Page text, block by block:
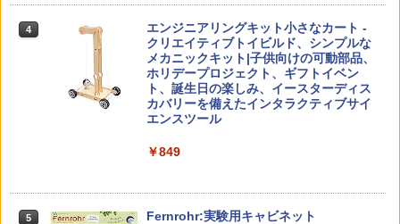
4
「ことばで伝える」ができない子どもた
ち 誰が〈ことばの力〉を育てるのか
￥1,870
ゼロからわかる！ みるみる図形に強く
￥1,430
￥4,046
Amazon Fire HD 10 キッズプロ (10イン
チ) ディズニー スティッチ エディション
対象年齢6歳から 数千点のキッズコンテ
ンツが1年間使い放題
￥26,980
5
くもん出版(KUMON PUBLISHING) ロジ
戦！編
￥1,320
OK（重版：10月上旬発送） (TJMOOK)
4
エンジニアリングキット小さなカート -
クリエイティブトイビルド、シンプルな
メカニックキット|子供向けの可動部品、
ホリデープロジェクト、ギフトイベン
ト、誕生日の楽しみ、イースターディス
カバリーを備えたインタラクティブサイ
エンスツール
￥849
5 Fernrohr:実験用キャビネット